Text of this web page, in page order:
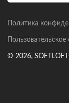
Политика
© 2026,